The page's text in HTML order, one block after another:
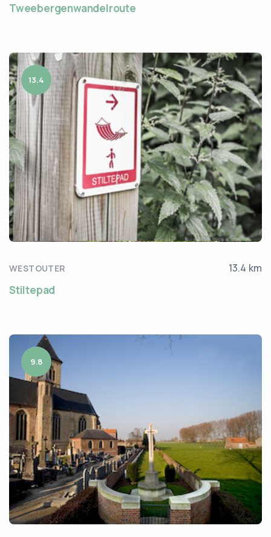
Tweebergenwandelroute
13.4
WESTOUTER 13.4 km
Stiltepad
9.8